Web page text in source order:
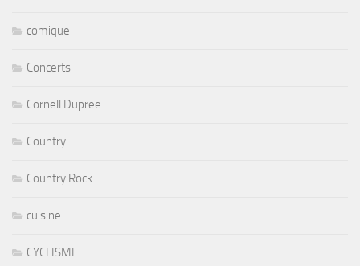
comique
Concerts
Cornell Dupree
Country
Country Rock
cuisine
CYCLISME